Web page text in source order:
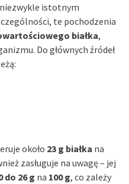
istotnym
te pochodzenia
białka,
Do głównych źródeł
około 23 g białka na
zasługuje na uwagę – jej
do 26 g na 100 g, co zależy